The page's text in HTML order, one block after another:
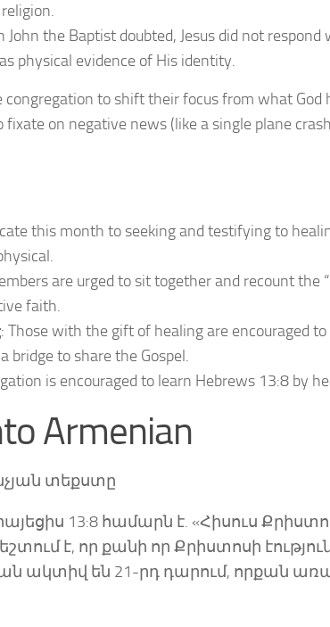
John the Baptist doubted, Jesus did not
physical evidence of His identity.
to shift their focus from what God
on negative news (like a single plane
this month to seeking and testifying to
are urged to sit together and recount the
faith.
: Those with the gift of healing are encouraged
bridge to share the Gospel.
is encouraged to learn Hebrews 13:8 by
Armenian
տեքստը
13:8 համարն է. «Հիսուս
է, որ քանի որ Քրիստոսի
ակտիվ են 21-րդ դարում, որքան